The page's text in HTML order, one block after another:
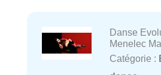
Danse
Menelec
Catégorie :